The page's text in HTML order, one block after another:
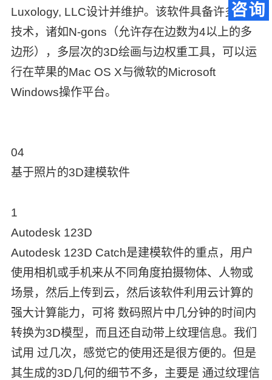
Luxology, LLC设计并维护。该软件具备许多高级
技术，诸如N-gons（允许存在边数为4以上的多
边形），多层次的3D绘画与边权重工具，可以运
行在苹果的Mac OS X与微软的Microsoft
Windows操作平台。
04
基于照片的3D建模软件
1
Autodesk 123D
Autodesk 123D Catch是建模软件的重点，用户
使用相机或手机来从不同角度拍摄物体、人物或
场景，然后上传到云，然后该软件利用云计算的
强大计算能力，可将 数码照片中几分钟的时间内
转换为3D模型，而且还自动带上纹理信息。我们
试用 过几次，感觉它的使用还是很方便的。但是
其生成的3D几何的细节不多，主要是 通过纹理信